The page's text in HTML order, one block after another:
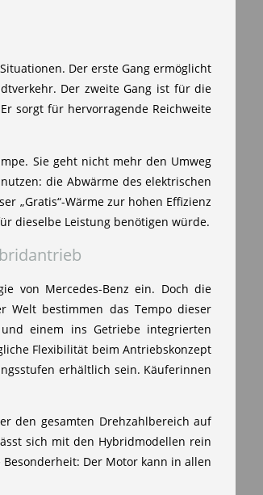
Der erste Gang ermöglicht
Der zweite Gang ist für die
sorgt für hervorragende Reichweite
Sie geht nicht mehr den Umweg
die Abwärme des elektrischen
„Gratis“-Wärme zur hohen Effizienz
dieselbe Leistung benötigen würde.
von Mercedes-Benz ein. Doch die
Welt bestimmen das Tempo dieser
einem ins Getriebe integrierten
Flexibilität beim Antriebskonzept
erhältlich sein. Käuferinnen
den gesamten Drehzahlbereich auf
sich mit den Hybridmodellen rein
Der Motor kann in allen